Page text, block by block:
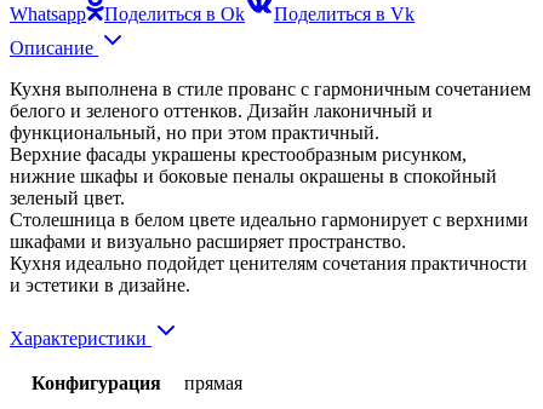
Whatsapp
Поделиться в Ok
Поделиться в Vk
Описание
Кухня выполнена в стиле прованс с гармоничным сочетанием
белого и зеленого оттенков. Дизайн лаконичный и
функциональный, но при этом практичный.
Верхние фасады украшены крестообразным рисунком,
нижние шкафы и боковые пеналы окрашены в спокойный
зеленый цвет.
Столешница в белом цвете идеально гармонирует с верхними
шкафами и визуально расширяет пространство.
Кухня идеально подойдет ценителям сочетания практичности
и эстетики в дизайне.
Характеристики
Конфигурация прямая